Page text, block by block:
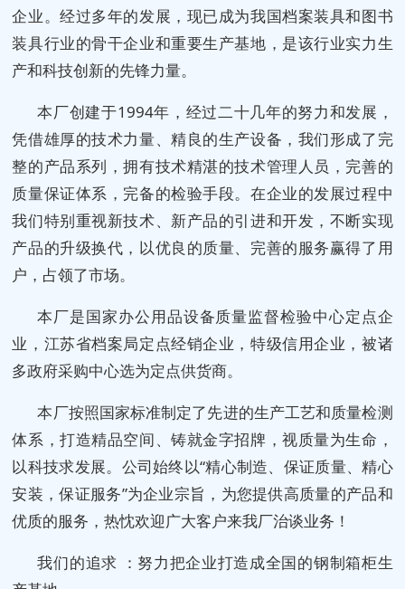
企业。经过多年的发展，现已成为我国档案装具和图书
装具行业的骨干企业和重要生产基地，是该行业实力生
产和科技创新的先锋力量。
本厂创建于1994年，经过二十几年的努力和发展，
凭借雄厚的技术力量、精良的生产设备，我们形成了完
整的产品系列，拥有技术精湛的技术管理人员，完善的
质量保证体系，完备的检验手段。在企业的发展过程中
我们特别重视新技术、新产品的引进和开发，不断实现
产品的升级换代，以优良的质量、完善的服务赢得了用
户，占领了市场。
本厂是国家办公用品设备质量监督检验中心定点企
业，江苏省档案局定点经销企业，特级信用企业，被诸
多政府采购中心选为定点供货商。
本厂按照国家标准制定了先进的生产工艺和质量检测
体系，打造精品空间、铸就金字招牌，视质量为生命，
以科技求发展。公司始终以“精心制造、保证质量、精心
安装，保证服务”为企业宗旨，为您提供高质量的产品和
优质的服务，热忱欢迎广大客户来我厂治谈业务！
我们的追求 ：努力把企业打造成全国的钢制箱柜生